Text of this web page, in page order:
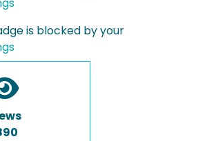
is blocked by your